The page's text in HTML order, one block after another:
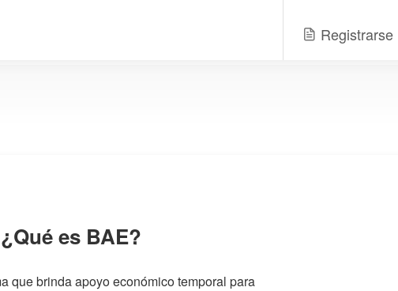
Registrarse
¿Qué es BAE?
que brinda apoyo económico temporal para